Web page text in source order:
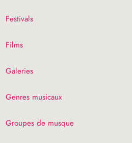
Festivals
Films
Galeries
Genres musicaux
Groupes de musque